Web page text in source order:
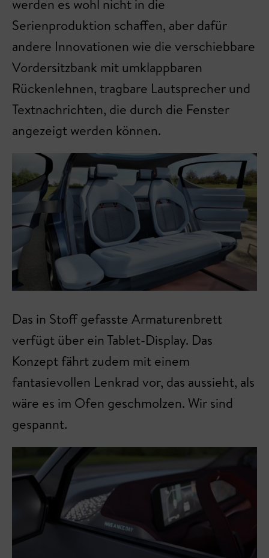
werden es wohl nicht in die
Serienproduktion schaffen, aber dafür
andere Innovationen wie die verschiebbare
Vordersitzbank mit umklappbaren
Rückenlehnen, tragbare Lautsprecher und
Textnachrichten, die durch die Fenster
angezeigt werden können.
Das in Stoff gefasste Armaturenbrett
verfügt über ein Tablet-Display. Das
Konzept fährt zudem mit einem
fantasievollen Lenkrad vor, das aussieht, als
wäre es im Ofen geschmolzen. Wir sind
gespannt.